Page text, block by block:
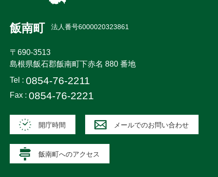
飯南町 法人番号6000020323861
〒690-3513
島根県飯石郡飯南町下赤名 880 番地
Tel : 0854-76-2211
Fax : 0854-76-2221
開庁時間 メールでのお問い合わせ
飯南町へのアクセス